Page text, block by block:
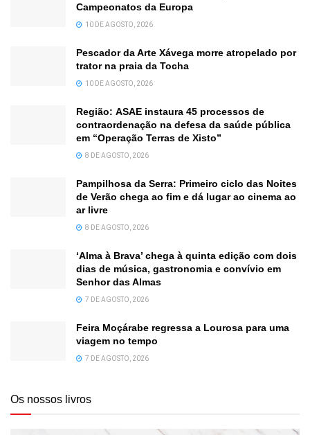
Campeonatos da Europa
10 DE AGOSTO, 2026
Pescador da Arte Xávega morre atropelado por
trator na praia da Tocha
10 DE AGOSTO, 2026
Região: ASAE instaura 45 processos de
contraordenação na defesa da saúde pública
em “Operação Terras de Xisto”
8 DE AGOSTO, 2026
Pampilhosa da Serra: Primeiro ciclo das Noites
de Verão chega ao fim e dá lugar ao cinema ao
ar livre
8 DE AGOSTO, 2026
‘Alma à Brava’ chega à quinta edição com dois
dias de música, gastronomia e convívio em
Senhor das Almas
7 DE AGOSTO, 2026
Feira Moçárabe regressa a Lourosa para uma
viagem no tempo
7 DE AGOSTO, 2026
Os nossos livros